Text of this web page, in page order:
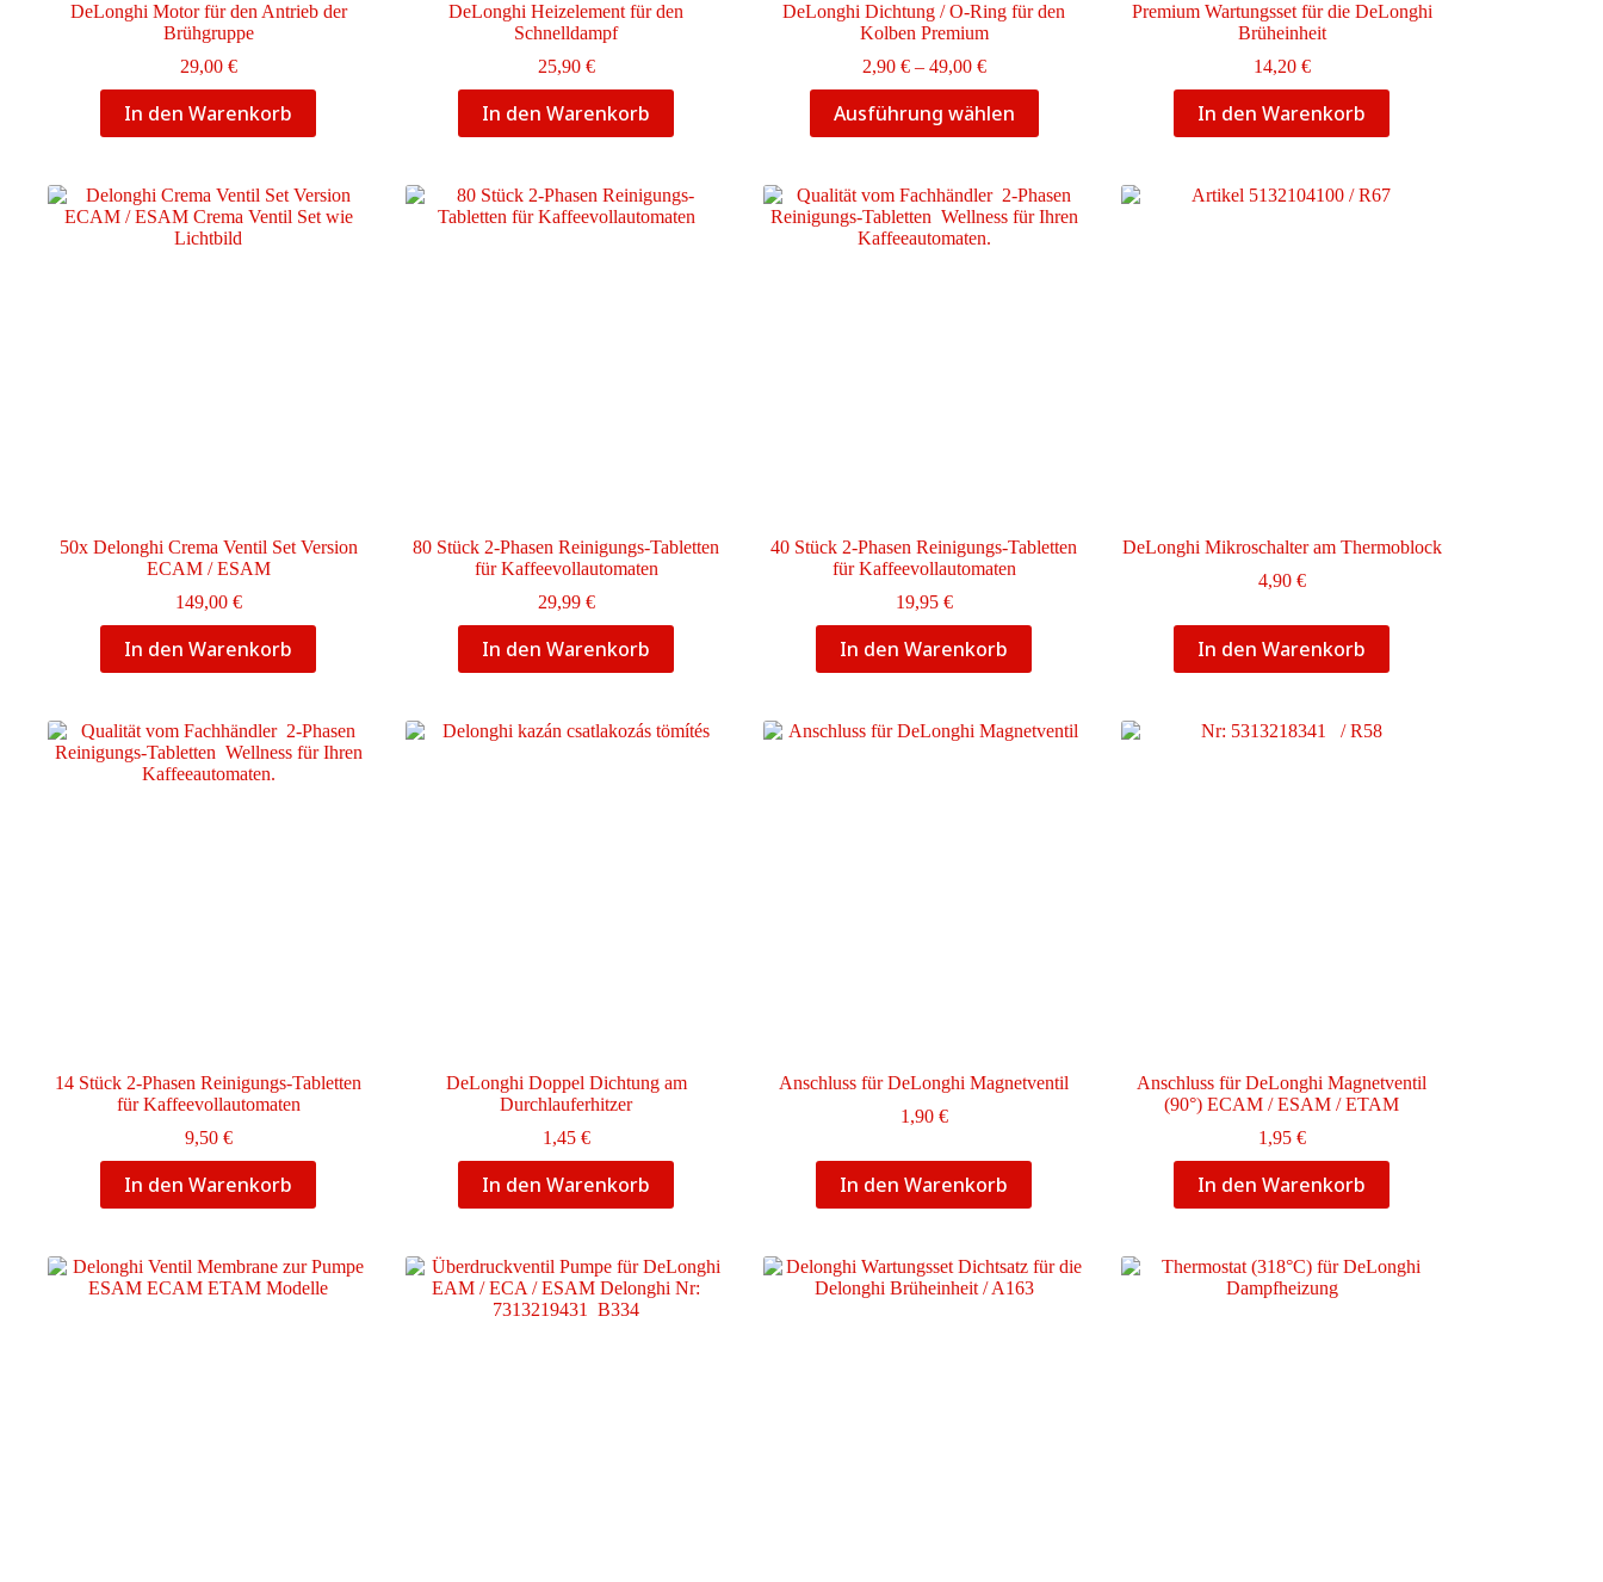
DeLonghi Motor für den Antrieb der
Brühgruppe
29,00 €
In den Warenkorb
DeLonghi Heizelement für den
Schnelldampf
25,90 €
In den Warenkorb
DeLonghi Dichtung / O-Ring für den
Kolben Premium
2,90 € – 49,00 €Preisspanne:
2,90 €
bis
Ausführung wählen
Produkt
weist
Varianten
auf.
Die
Optionen
Premium Wartungsset für die DeLonghi
Brüheinheit
14,20 €
In den Warenkorb
50x Delonghi Crema Ventil Set Version
ECAM / ESAM
149,00 €
In den Warenkorb
80 Stück 2-Phasen Reinigungs-Tabletten
für Kaffeevollautomaten
29,99 €
In den Warenkorb
40 Stück 2-Phasen Reinigungs-Tabletten
für Kaffeevollautomaten
19,95 €
In den Warenkorb
DeLonghi Mikroschalter am Thermoblock
4,90 €
In den Warenkorb
14 Stück 2-Phasen Reinigungs-Tabletten
für Kaffeevollautomaten
9,50 €
In den Warenkorb
DeLonghi Doppel Dichtung am
Durchlauferhitzer
1,45 €
In den Warenkorb
Anschluss für DeLonghi Magnetventil
1,90 €
In den Warenkorb
Anschluss für DeLonghi Magnetventil
(90°) ECAM / ESAM / ETAM
1,95 €
In den Warenkorb